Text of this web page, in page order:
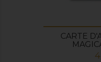
CARTE